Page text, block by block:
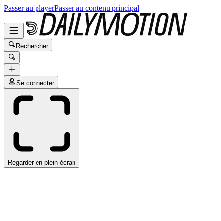
Passer au playerPasser au contenu principal
Rechercher
Se connecter
Regarder en plein écran